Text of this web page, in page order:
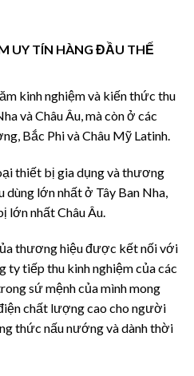
UY TÍN HÀNG ĐẦU THẾ
kinh nghiệm và kiến ​​thức thu
và Châu Âu, mà còn ở các
Bắc Phi và Châu Mỹ Latinh.
thiết bị gia dụng và thương
lớn nhất ở Tây Ban Nha,
lớn nhất Châu Âu.
thương hiệu được kết nối với
ty tiếp thu kinh nghiệm của các
sứ mệnh của mình mong
chất lượng cao cho người
thức nấu nướng và dành thời